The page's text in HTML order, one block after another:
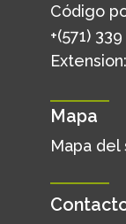
Código
+(571)
Mapa
Mapa del